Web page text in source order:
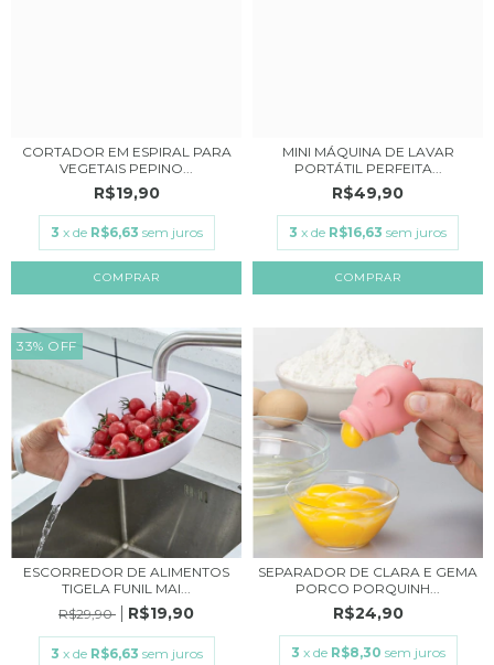
CORTADOR EM ESPIRAL PARA
VEGETAIS PEPINO...
R$19,90
3 x de R$6,63 sem juros
MINI MÁQUINA DE LAVAR
PORTÁTIL PERFEITA...
R$49,90
3 x de R$16,63 sem juros
33% OFF
ESCORREDOR DE ALIMENTOS
TIGELA FUNIL MAI...
R$29,90
R$19,90
3 x de R$6,63 sem juros
SEPARADOR DE CLARA E GEMA
PORCO PORQUINH...
R$24,90
3 x de R$8,30 sem juros